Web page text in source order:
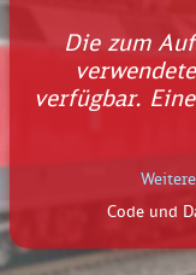
Die zum
verfügbar.
Code und